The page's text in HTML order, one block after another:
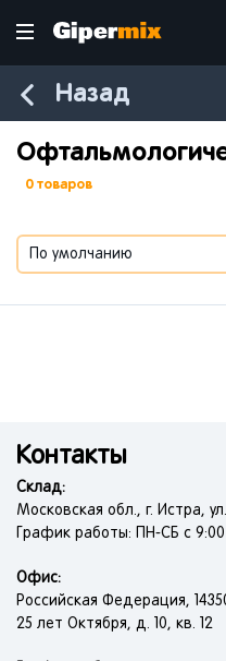
Назад
0 товаров
Контакты
Склад:
Московская обл., г. Истра,
График работы: ПН-СБ с 9:00
Офис:
Российская Федерация,
25 лет Октября, д. 10, кв. 12